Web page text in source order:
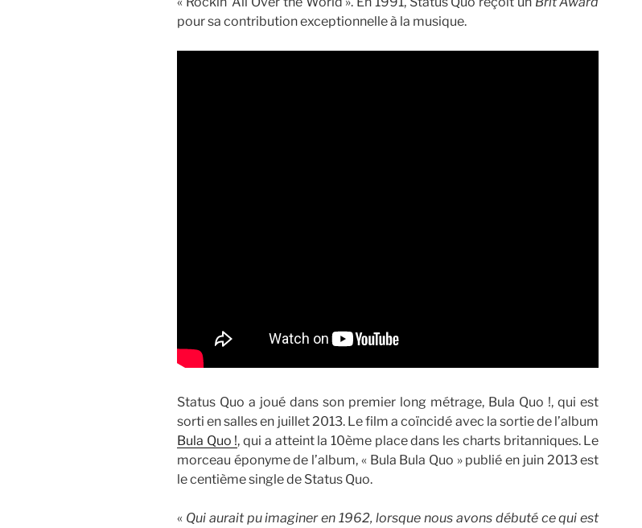
pour sa contribution exceptionnelle à la musique.
Status Quo a joué dans son premier long métrage, Bula Quo !, qui est
sorti en salles en juillet 2013. Le film a coïncidé avec la sortie de l’album
Bula Quo !, qui a atteint la 10ème place dans les charts britanniques. Le
morceau éponyme de l’album, « Bula Bula Quo » publié en juin 2013 est
le centième single de Status Quo.
« Qui aurait pu imaginer en 1962, lorsque nous avons débuté ce qui est